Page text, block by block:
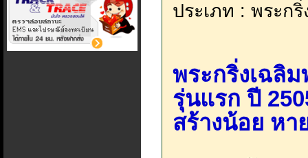
ประเภท : พระก
พระกริ่งเฉลิ
รุ่นแรก ปี
สร้างน้อย หา